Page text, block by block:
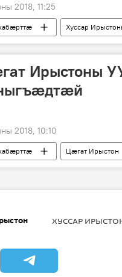
2018, 11:25
Хуссар
Ирыстоны
2018, 10:10
Цӕгат Ирыстон
ХУССАР